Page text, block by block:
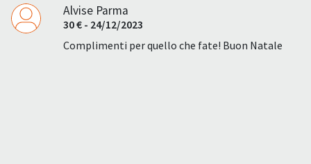
Alvise Parma
30 € - 24/12/2023
Complimenti per quello che fate! Buon Natale